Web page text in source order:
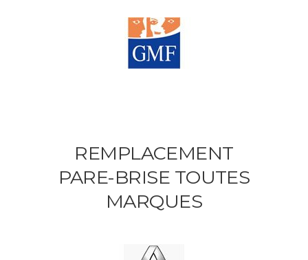
REMPLACEMENT
PARE-BRISE TOUTES
MARQUES